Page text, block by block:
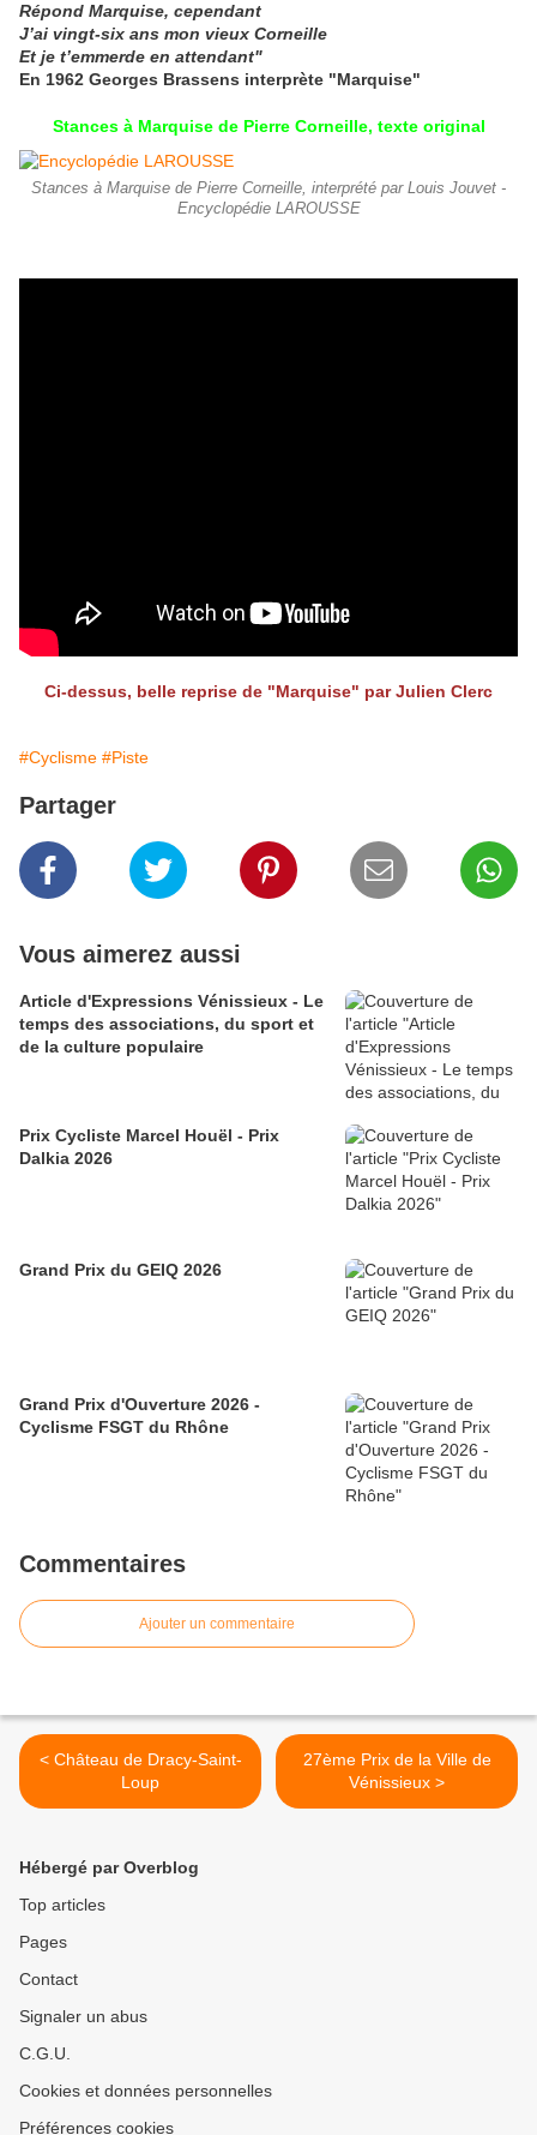
Répond Marquise, cependant
J’ai vingt-six ans mon vieux Corneille
Et je t’emmerde en attendant"
En 1962 Georges Brassens interprète "Marquise"
Stances à Marquise de Pierre Corneille, texte original
Stances à Marquise de Pierre Corneille, interprété par Louis Jouvet -
Encyclopédie LAROUSSE
Ci-dessus, belle reprise de "Marquise" par Julien Clerc
#Cyclisme #Piste
Partager
Vous aimerez aussi
Article d'Expressions Vénissieux - Le
temps des associations, du sport et
de la culture populaire
Prix Cycliste Marcel Houël - Prix
Dalkia 2026
Grand Prix du GEIQ 2026
Grand Prix d'Ouverture 2026 -
Cyclisme FSGT du Rhône
Commentaires
Ajouter un commentaire
< Château de Dracy-Saint-
Loup
27ème Prix de la Ville de
Vénissieux >
Hébergé par Overblog
Top articles
Pages
Contact
Signaler un abus
C.G.U.
Cookies et données personnelles
Préférences cookies